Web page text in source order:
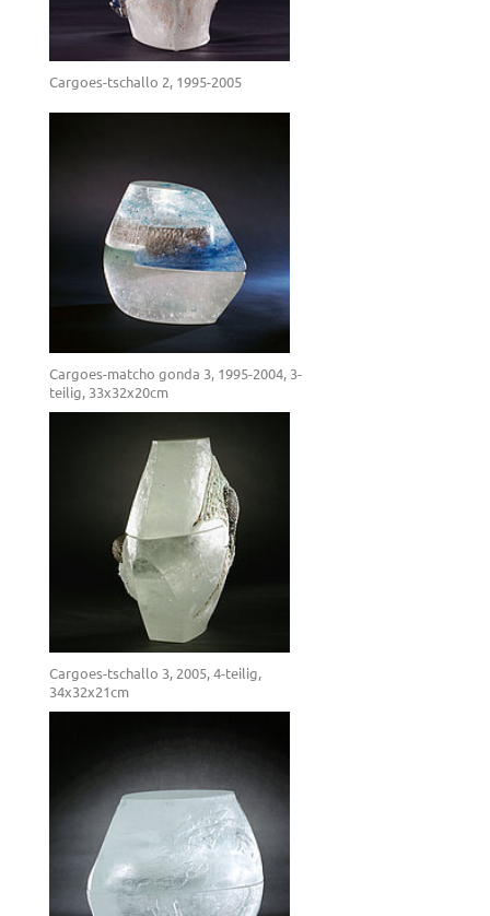
Cargoes-tschallo 2, 1995-2005
Cargoes-matcho gonda 3, 1995-2004, 3-
teilig, 33x32x20cm
Cargoes-tschallo 3, 2005, 4-teilig,
34x32x21cm